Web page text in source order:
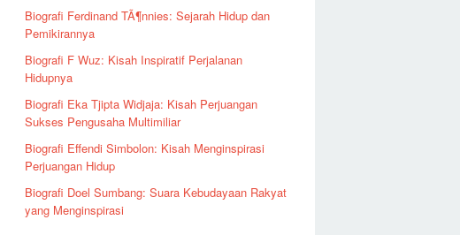
Biografi Ferdinand TÃ¶nnies: Sejarah Hidup dan
Pemikirannya
Biografi F Wuz: Kisah Inspiratif Perjalanan
Hidupnya
Biografi Eka Tjipta Widjaja: Kisah Perjuangan
Sukses Pengusaha Multimiliar
Biografi Effendi Simbolon: Kisah Menginspirasi
Perjuangan Hidup
Biografi Doel Sumbang: Suara Kebudayaan Rakyat
yang Menginspirasi